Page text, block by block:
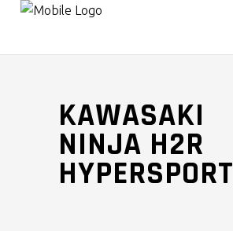
KAWASAKI
NINJA H2R
HYPERSPORT